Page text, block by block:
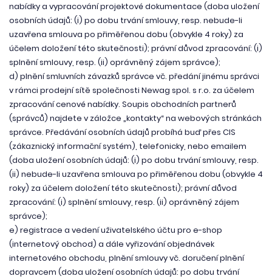
nabídky a vypracování projektové dokumentace (doba uložení
osobních údajů: (i) po dobu trvání smlouvy, resp. nebude-li
uzavřena smlouva po přiměřenou dobu (obvykle 4 roky) za
účelem doložení této skutečnosti); právní důvod zpracování: (i)
splnění smlouvy, resp. (ii) oprávněný zájem správce);
d) plnění smluvních závazků správce vč. předání jinému správci
v rámci prodejní sítě společnosti Newag spol. s r.o. za účelem
zpracování cenové nabídky. Soupis obchodních partnerů
(správců) najdete v záložce „kontakty“ na webových stránkách
správce. Předávání osobních údajů probíhá buď přes CIS
(zákaznický informační systém), telefonicky, nebo emailem
(doba uložení osobních údajů: (i) po dobu trvání smlouvy, resp.
(ii) nebude-li uzavřena smlouva po přiměřenou dobu (obvykle 4
roky) za účelem doložení této skutečnosti); právní důvod
zpracování: (i) splnění smlouvy, resp. (ii) oprávněný zájem
správce);
e) registrace a vedení uživatelského účtu pro e-shop
(internetový obchod) a dále vyřizování objednávek
internetového obchodu, plnění smlouvy vč. doručení plnění
dopravcem (doba uložení osobních údajů: po dobu trvání